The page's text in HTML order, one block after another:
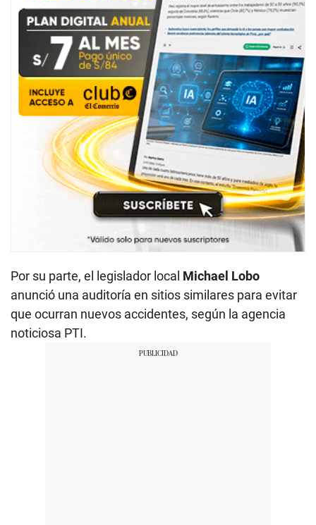
Por su parte, el legislador local Michael Lobo
anunció una auditoría en sitios similares para evitar
que ocurran nuevos accidentes, según la agencia
noticiosa PTI.